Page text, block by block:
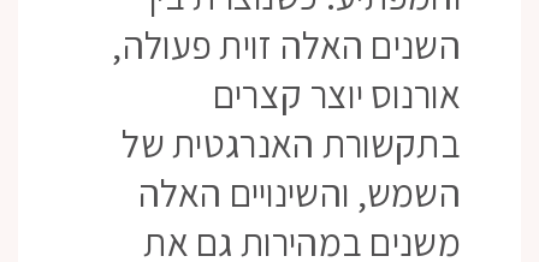
השנים האלה זוית פעולה,
אורנוס יוצר קצרים
בתקשורת האנרגטית של
השמש, והשינויים האלה
משנים במהירות גם את